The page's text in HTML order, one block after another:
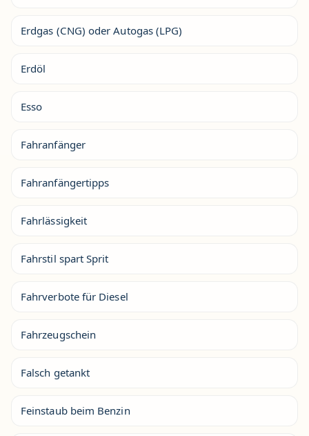
Erdgas (CNG) oder Autogas (LPG)
Erdöl
Esso
Fahranfänger
Fahranfängertipps
Fahrlässigkeit
Fahrstil spart Sprit
Fahrverbote für Diesel
Fahrzeugschein
Falsch getankt
Feinstaub beim Benzin